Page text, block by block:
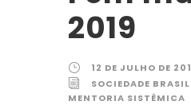
2019
12 DE JULHO DE
SOCIEDADE
MENTORIA SISTÊMICA